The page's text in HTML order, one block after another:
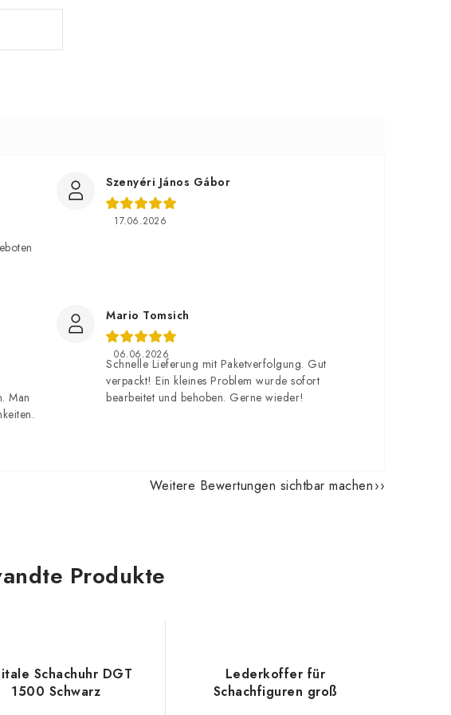
Szenyéri János Gábor
17.06.2026
Man
Mario Tomsich
06.06.2026
Schnelle Lieferung mit Paketverfolgung. Gut
verpackt! Ein kleines Problem wurde sofort
bearbeitet und behoben. Gerne wieder!
Weitere Bewertungen sichtbar machen
Produkte
Schachuhr DGT
1500 Schwarz
Lederkoffer für
Schachfiguren groß